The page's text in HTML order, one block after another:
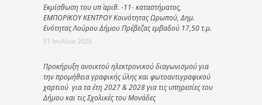
Εκμίσθωση του υπ΄ αριθ. -11- καταστήματος,
ΕΜΠΟΡΙΚΟΥ ΚΕΝΤΡΟΥ Κοινότητας Ωρωπού, Δημ.
Ενότητας Λούρου Δήμου Πρέβεζας εμβαδού 17,50 τ.μ.
31 Ιουλίου 2026
Προκήρυξη ανοικτού ηλεκτρονικού διαγωνισμού για
την προμήθεια γραφικής ύλης και φωτοαντιγραφικού
χαρτιού για τα έτη 2027 & 2028 για τις υπηρεσίες του
Δήμου και τις Σχολικές του Μονάδες